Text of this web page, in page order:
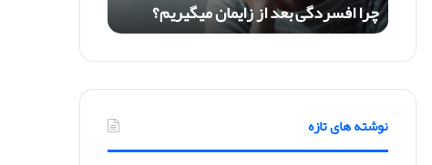
ی
ب
ا
ز
ا
چرا افسردگی بعد از زایمان میگیریم؟
نوشته های تازه